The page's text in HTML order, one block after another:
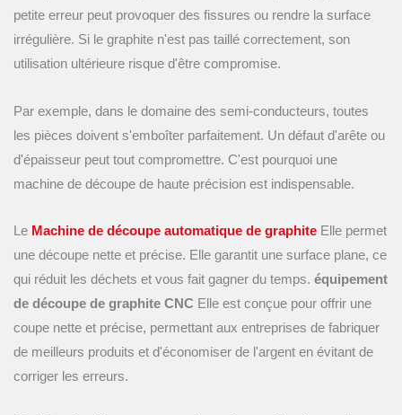
petite erreur peut provoquer des fissures ou rendre la surface
irrégulière. Si le graphite n'est pas taillé correctement, son
utilisation ultérieure risque d'être compromise.
Par exemple, dans le domaine des semi-conducteurs, toutes
les pièces doivent s'emboîter parfaitement. Un défaut d'arête ou
d'épaisseur peut tout compromettre. C'est pourquoi une
machine de découpe de haute précision est indispensable.
Le Machine de découpe automatique de graphite Elle permet
une découpe nette et précise. Elle garantit une surface plane, ce
qui réduit les déchets et vous fait gagner du temps. équipement
de découpe de graphite CNC Elle est conçue pour offrir une
coupe nette et précise, permettant aux entreprises de fabriquer
de meilleurs produits et d'économiser de l'argent en évitant de
corriger les erreurs.